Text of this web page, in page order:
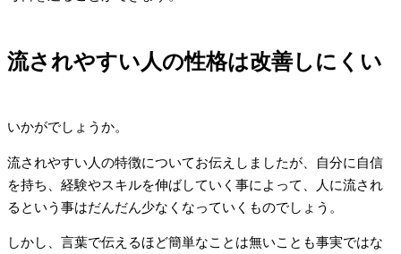
流されやすい人の性格は改善しにくい
いかがでしょうか。
流されやすい人の特徴についてお伝えしましたが、自分に自信
を持ち、経験やスキルを伸ばしていく事によって、人に流され
るという事はだんだん少なくなっていくものでしょう。
しかし、言葉で伝えるほど簡単なことは無いことも事実ではな